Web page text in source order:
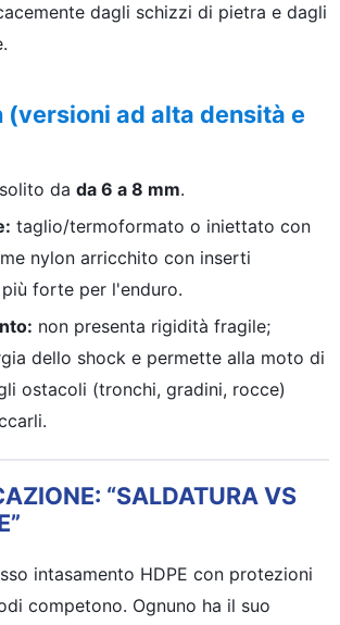
dagli schizzi di pietra e dagli
(versioni ad alta densità e
da da 6 a 8 mm.
taglio/termoformato o iniettato con
nylon arricchito con inserti
forte per l'enduro.
non presenta rigidità fragile;
dello shock e permette alla moto di
ostacoli (tronchi, gradini, rocce)
“SALDATURA VS
intasamento HDPE con protezioni
competono. Ognuno ha il suo